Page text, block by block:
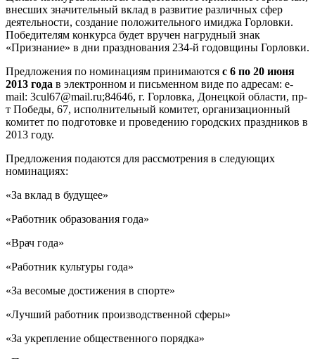
внесших значительный вклад в развитие различных сфер
деятельности, создание положительного имиджа Горловки.
Победителям конкурса будет вручен нагрудный знак
«Признание» в дни празднования 234-й годовщины Горловки.
Предложения по номинациям принимаются с 6 по 20 июня
2013 года в электронном и письменном виде по адресам: e-
mail: 3cul67@mail.ru;84646, г. Горловка, Донецкой области, пр-
т Победы, 67, исполнительный комитет, организационный
комитет по подготовке и проведению городских праздников в
2013 году.
Предложения подаются для рассмотрения в следующих
номинациях:
«За вклад в будущее»
«Работник образования года»
«Врач года»
«Работник культуры года»
«За весомые достижения в спорте»
«Лучший работник производственной сферы»
«За укрепление общественного порядка»